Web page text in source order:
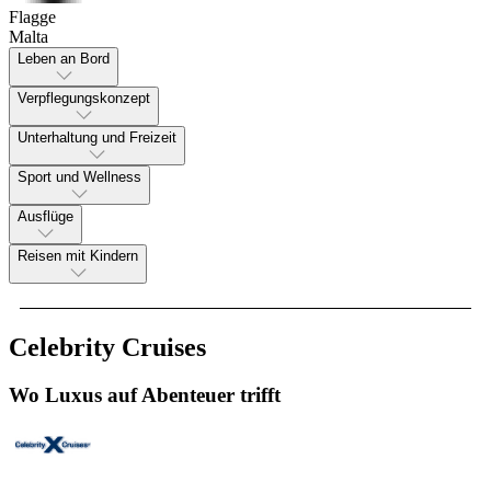
Flagge
Malta
Leben an Bord
Verpflegungskonzept
Unterhaltung und Freizeit
Sport und Wellness
Ausflüge
Reisen mit Kindern
Celebrity Cruises
Wo Luxus auf Abenteuer trifft